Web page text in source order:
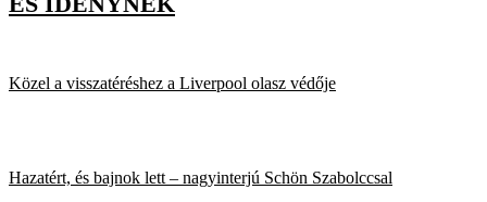
Közel a visszatéréshez a Liverpool olasz védője
Hazatért, és bajnok lett – nagyinterjú Schön Szabolccsal